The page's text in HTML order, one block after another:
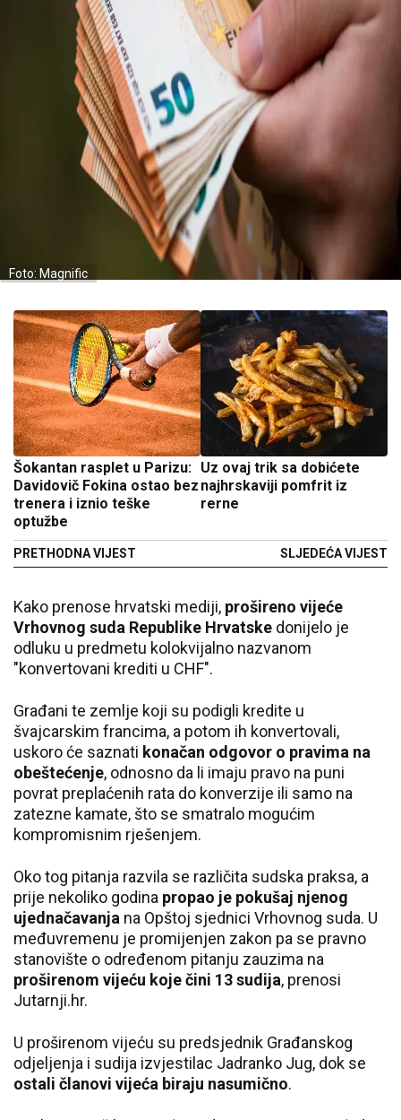
Foto: Magnific
Šokantan rasplet u Parizu:
Davidovič Fokina ostao bez
trenera i iznio teške
optužbe
PRETHODNA VIJEST
Uz ovaj trik sa dobićete
najhrskaviji pomfrit iz
rerne
SLJEDEĆA VIJEST
Kako prenose hrvatski mediji, prošireno vijeće
Vrhovnog suda Republike Hrvatske donijelo je
odluku u predmetu kolokvijalno nazvanom
"konvertovani krediti u CHF".
Građani te zemlje koji su podigli kredite u
švajcarskim francima, a potom ih konvertovali,
uskoro će saznati konačan odgovor o pravima na
obeštećenje, odnosno da li imaju pravo na puni
povrat preplaćenih rata do konverzije ili samo na
zatezne kamate, što se smatralo mogućim
kompromisnim rješenjem.
Oko tog pitanja razvila se različita sudska praksa, a
prije nekoliko godina propao je pokušaj njenog
ujednačavanja na Opštoj sjednici Vrhovnog suda. U
međuvremenu je promijenjen zakon pa se pravno
stanovište o određenom pitanju zauzima na
proširenom vijeću koje čini 13 sudija, prenosi
Jutarnji.hr.
U proširenom vijeću su predsjednik Građanskog
odjeljenja i sudija izvjestilac Jadranko Jug, dok se
ostali članovi vijeća biraju nasumično.